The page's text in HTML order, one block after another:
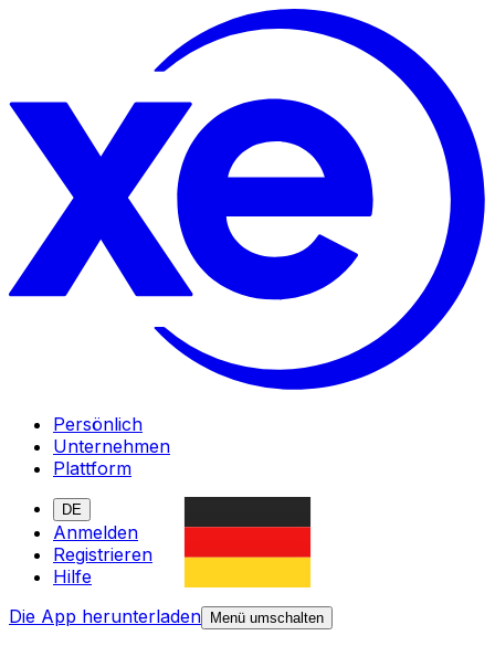
Persönlich
Unternehmen
Plattform
DE
Anmelden
Registrieren
Hilfe
Die App herunterladen
Menü umschalten